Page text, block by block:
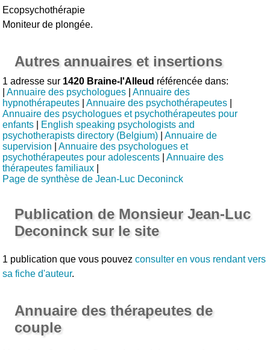
Ecopsychothérapie
Moniteur de plongée.
Autres annuaires et insertions
1 adresse sur 1420 Braine-l'Alleud référencée dans:
|Annuaire des psychologues |Annuaire des
hypnothérapeutes |Annuaire des psychothérapeutes
Annuaire des psychologues et psychothérapeutes pour
enfants
English speaking psychologists and
psychotherapists directory (Belgium) |Annuaire de
supervision |Annuaire des psychologues et
psychothérapeutes pour adolescents |Annuaire des
thérapeutes familiaux
Page de synthèse de Jean-Luc Deconinck
Publication de Monsieur Jean-Luc
Deconinck sur le site
1 publication que vous pouvezconsulter en vous rendant vers
sa fiche d'auteur.
Annuaire des thérapeutes de
couple